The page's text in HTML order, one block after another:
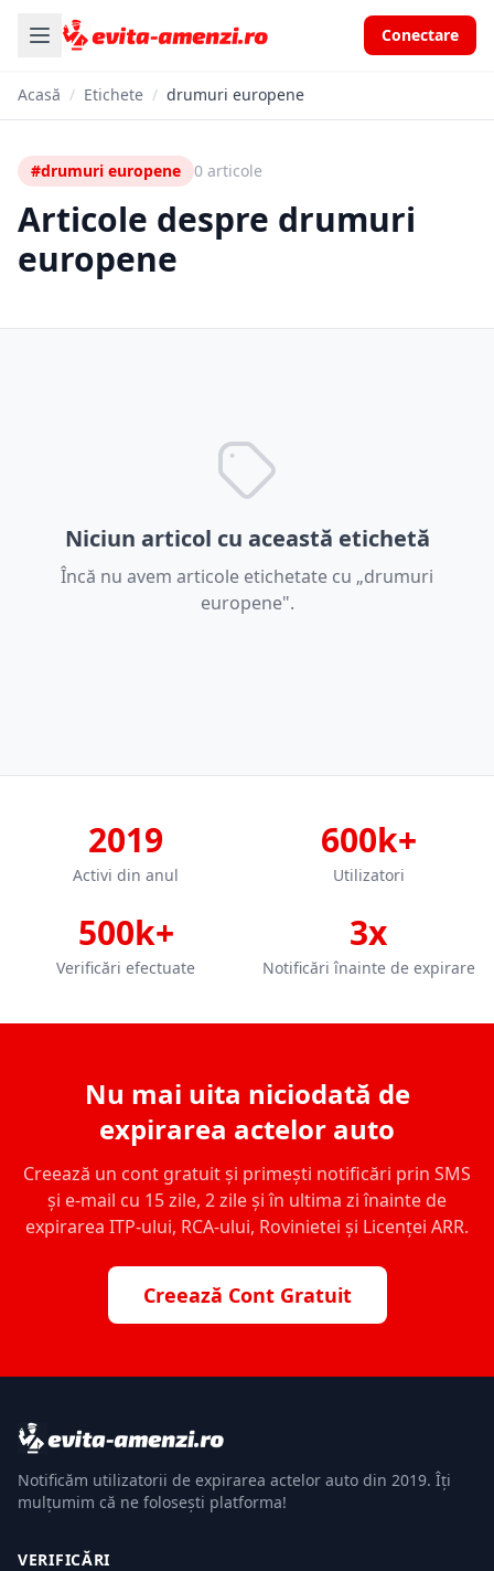
Conectare
Acasă / Etichete / drumuri europene
#drumuri europene 0 articole
Articole despre drumuri
europene
Niciun articol cu această etichetă
Încă nu avem articole etichetate cu „drumuri
europene".
2019
Activi din anul
600k+
Utilizatori
500k+
Verificări efectuate
3x
Notificări înainte de expirare
Nu mai uita niciodată de
expirarea actelor auto
Creează un cont gratuit și primești notificări prin SMS
și e-mail cu 15 zile, 2 zile și în ultima zi înainte de
expirarea ITP-ului, RCA-ului, Rovinietei și Licenței ARR.
Creează Cont Gratuit
Notificăm utilizatorii de expirarea actelor auto din 2019. Îți
mulțumim că ne folosești platforma!
VERIFICĂRI